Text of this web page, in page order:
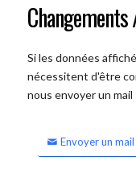
Si les données
nécessitent d'être
nous envoyer un mail
Envoyer un